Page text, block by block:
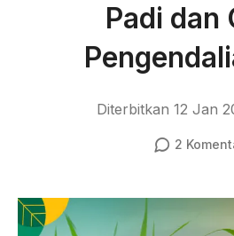
Padi dan
Diterbitkan 12 Jan
2